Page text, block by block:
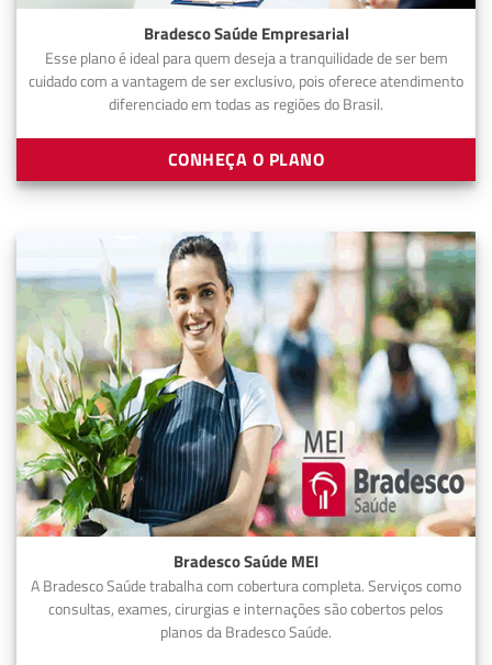
Bradesco Saúde Empresarial
Esse plano é ideal para quem deseja a tranquilidade de ser bem
cuidado com a vantagem de ser exclusivo, pois oferece atendimento
diferenciado em todas as regiões do Brasil.
CONHEÇA O PLANO
Bradesco Saúde MEI
A Bradesco Saúde trabalha com cobertura completa. Serviços como
consultas, exames, cirurgias e internações são cobertos pelos
planos da Bradesco Saúde.